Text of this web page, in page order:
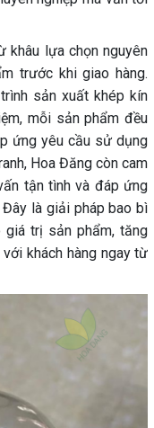
khâu lựa chọn nguyên
trước khi giao hàng.
sản xuất khép kín
mỗi sản phẩm đều
ứng yêu cầu sử dụng
Hoa Đăng còn cam
tận tình và đáp ứng
Đây là giải pháp bao bì
giá trị sản phẩm, tăng
khách hàng ngay từ